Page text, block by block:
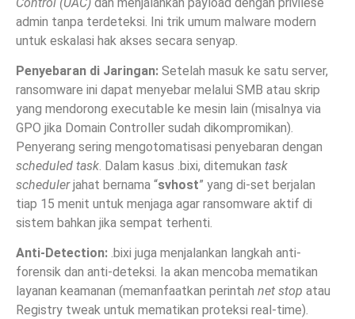
admin tanpa terdeteksi. Ini trik umum malware modern
untuk eskalasi hak akses secara senyap.
Penyebaran di Jaringan: Setelah masuk ke satu server,
ransomware ini dapat menyebar melalui SMB atau skrip
yang mendorong executable ke mesin lain (misalnya via
GPO jika Domain Controller sudah dikompromikan).
Penyerang sering mengotomatisasi penyebaran dengan
scheduled task. Dalam kasus .bixi, ditemukan task
schedulerjahat bernama “svhost” yang di-set berjalan
tiap 15 menit untuk menjaga agar ransomware aktif di
sistem bahkan jika sempat terhenti.
Anti-Detection: .bixi juga menjalankan langkah anti-
forensik dan anti-deteksi. Ia akan mencoba mematikan
layanan keamanan (memanfaatkan perintah net stop atau
Registry tweak untuk mematikan proteksi real-time).